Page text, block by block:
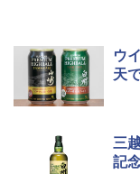
ウ
天
三
記